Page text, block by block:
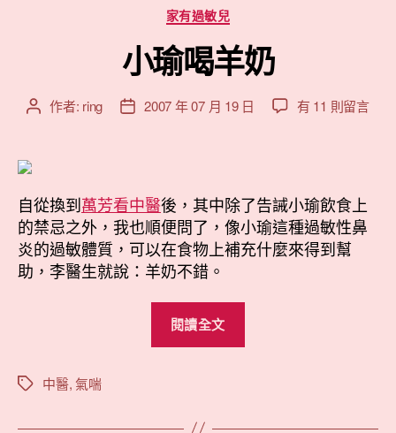
分
類
家有過敏兒
小瑜喝羊奶
文 作者: ring
文
期
2007 年 07 月 19 日
在
奶〉
中
有 11 則留言
自從換到萬芳看中醫後，其中除了告誡小瑜飲食上
的禁忌之外，我也順便問了，像小瑜這種過敏性鼻
炎的過敏體質，可以在食物上補充什麼來得到幫
助，李醫生就說：羊奶不錯。
閱讀全文
標
中醫,氣喘